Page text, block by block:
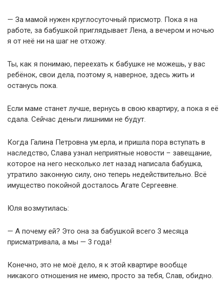
— За мамой нужен круглосуточный присмотр. Пока я на
работе, за бабушкой приглядывает Лена, а вечером и ночью
я от неё ни на шаг не отхожу.
Ты, как я понимаю, переехать к бабушке не можешь, у вас
ребёнок, свои дела, поэтому я, наверное, здесь жить и
останусь пока.
Если маме станет лучше, вернусь в свою квартиру, а пока я её
сдала. Сейчас деньги лишними не будут.
Когда Галина Петровна ум.ерла, и пришла пора вступать в
наследство, Слава узнал неприятные новости – завещание,
которое на него несколько лет назад написала бабушка,
утратило законную силу, оно теперь недействительно. Всё
имущество покойной досталось Агате Сергеевне.
Юля возмутилась:
— А почему ей? Это она за бабушкой всего 3 месяца
присматривала, а мы — 3 года!
Конечно, это не моё дело, я к этой квартире вообще
никакого отношения не имею, просто за тебя, Слав, обидно.